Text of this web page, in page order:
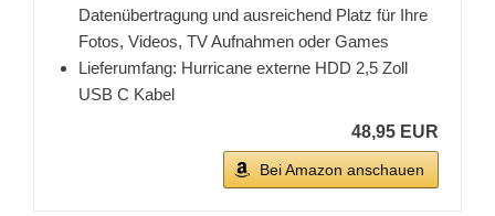
Datenübertragung und ausreichend Platz für Ihre
Fotos, Videos, TV Aufnahmen oder Games
Lieferumfang: Hurricane externe HDD 2,5 Zoll
USB C Kabel
48,95 EUR
Bei Amazon anschauen